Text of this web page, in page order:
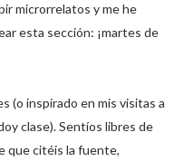
microrrelatos y me he
esta sección: ¡martes de
(o inspirado en mis visitas a
clase). Sentíos libres de
que citéis la fuente,